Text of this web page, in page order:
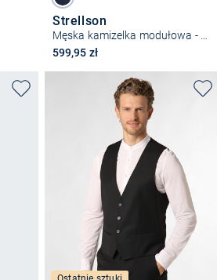
Strellson
599,95 zł